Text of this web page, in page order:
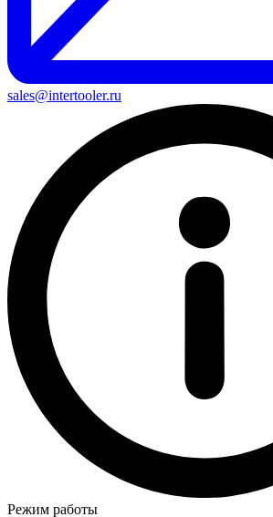
sales@intertooler.ru
Режим работы